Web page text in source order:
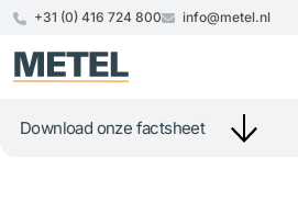
+31 (0) 416 724 800 info@metel.nl
Download onze factsheet